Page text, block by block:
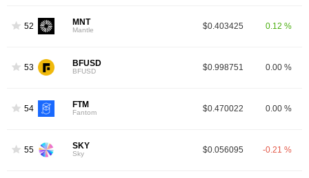
52 MNT
Mantle $0.403425 0.12 %
53 BFUSD
BFUSD $0.998751 0.00 %
54 FTM
Fantom $0.470022 0.00 %
55 SKY
Sky $0.056095 -0.21 %